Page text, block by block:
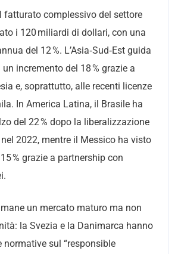
fatturato complessivo del settore
i 120 miliardi di dollari, con una
del 12 %. L’Asia‑Sud‑Est guida
incremento del 18 % grazie a
e, soprattutto, alle recenti licenze
In America Latina, il Brasile ha
del 22 % dopo la liberalizzazione
2022, mentre il Messico ha visto
% grazie a partnership con
un mercato maturo ma non
la Svezia e la Danimarca hanno
normative sul “responsible